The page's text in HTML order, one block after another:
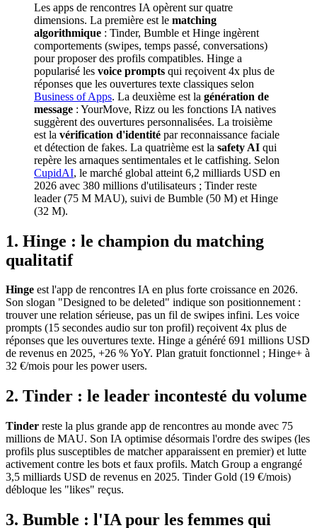
Les apps de rencontres IA opèrent sur quatre
dimensions. La première est le matching
algorithmique : Tinder, Bumble et Hinge ingèrent
comportements (swipes, temps passé, conversations)
pour proposer des profils compatibles. Hinge a
popularisé les voice prompts qui reçoivent 4x plus de
réponses que les ouvertures texte classiques selon
Business of Apps. La deuxième est la génération de
message : YourMove, Rizz ou les fonctions IA natives
suggèrent des ouvertures personnalisées. La troisième
est la vérification d'identité par reconnaissance faciale
et détection de fakes. La quatrième est la safety AI qui
repère les arnaques sentimentales et le catfishing. Selon
CupidAI, le marché global atteint 6,2 milliards USD en
2026 avec 380 millions d'utilisateurs ; Tinder reste
leader (75 M MAU), suivi de Bumble (50 M) et Hinge
(32 M).
1. Hinge : le champion du matching
qualitatif
Hinge est l'app de rencontres IA en plus forte croissance en 2026.
Son slogan "Designed to be deleted" indique son positionnement :
trouver une relation sérieuse, pas un fil de swipes infini. Les voice
prompts (15 secondes audio sur ton profil) reçoivent 4x plus de
réponses que les ouvertures texte. Hinge a généré 691 millions USD
de revenus en 2025, +26 % YoY. Plan gratuit fonctionnel ; Hinge+ à
32 €/mois pour les power users.
2. Tinder : le leader incontesté du volume
Tinder reste la plus grande app de rencontres au monde avec 75
millions de MAU. Son IA optimise désormais l'ordre des swipes (les
profils plus susceptibles de matcher apparaissent en premier) et lutte
activement contre les bots et faux profils. Match Group a engrangé
3,5 milliards USD de revenus en 2025. Tinder Gold (19 €/mois)
débloque les "likes" reçus.
3. Bumble : l'IA pour les femmes qui